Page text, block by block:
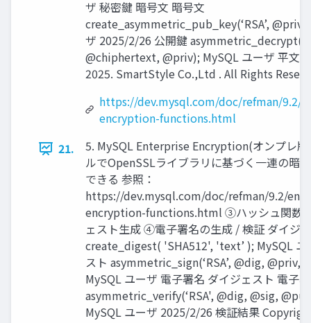
ザ 秘密鍵 暗号文 暗号文
create_asymmetric_pub_key(‘RSA’,
ザ 2025/2/26 公開鍵
@chiphertext, @priv); MySQL ユーザ 平文
2025. SmartStyle Co.,Ltd . All Rights
https://dev.mysql.com/doc/refman/9.2/
encryption-functions.html
21.
5. MySQL Enterprise Encryption(オンプレ
ルでOpenSSLライブラリに基づく一連の暗
できる 参照：
https://dev.mysql.com/doc/refman/9.2/en/
encryption-functions.html ③ハッシュ関数
ェスト生成 ④電子署名の生成 / 検証 ダイジ
create_digest( 'SHA512', 'text’ ); MySQL ユ
スト asymmetric_sign(‘RSA’, @dig, @priv,
MySQL ユーザ 電子署名 ダイジェスト 電子
asymmetric_verify(‘RSA', @dig, @sig,
MySQL ユーザ 2025/2/26 検証結果